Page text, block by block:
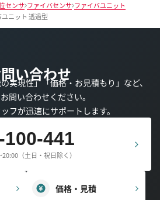
センサ ファイバセンサ ファイバユニット
ニット 透過型
い合わせ
実現性」「価格・お見積もり」など、
問い合わせください。
フが迅速にサポートします。
100-441
（土日・祝日除く）
価格・見積